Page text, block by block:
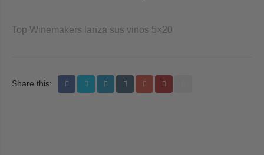
Top Winemakers lanza sus vinos 5×20
Share this: